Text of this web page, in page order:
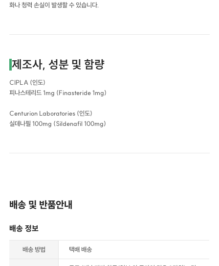
화나 청력 손실이 발생할 수 있습니다.
제조사, 성분 및 함량
CIPLA (인도)
피나스테리드 1mg (Finasteride 1mg)
Centurion Laboratories (인도)
실데나필 100mg (Sildenafil 100mg)
배송 및 반품안내
배송 정보
배송 방법 택배 배송